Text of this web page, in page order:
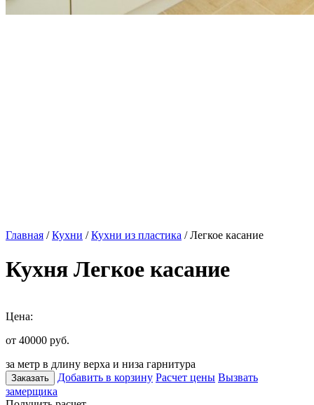
Главная /Кухни /Кухни из пластика / Легкое касание
Кухня Легкое касание
Цена:
от 40000 руб.
за метр в длину верха и низа гарнитура
Заказать Добавить в корзину Расчет цены Вызвать
замерщика